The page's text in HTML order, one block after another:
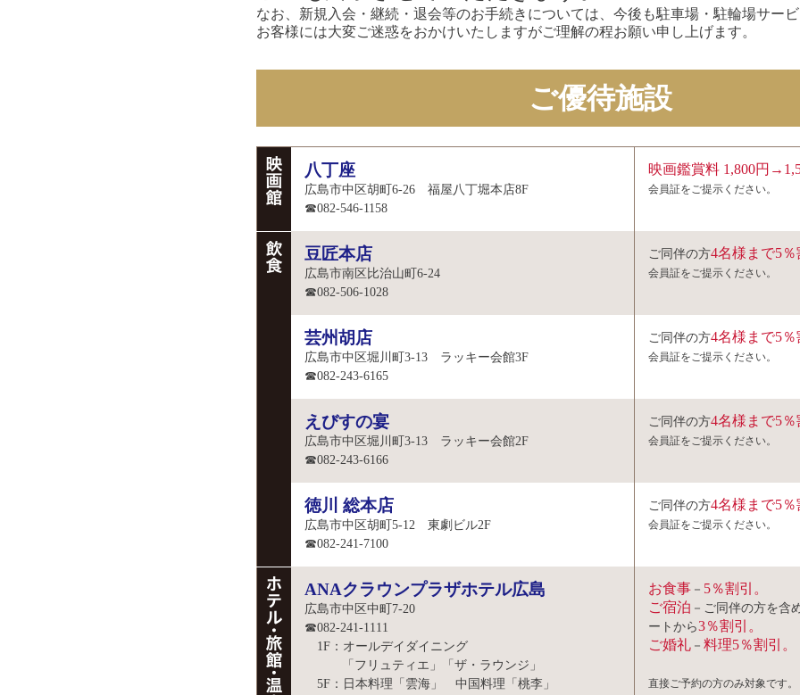
なお、新規入会・継続・退会等のお手続きについては、今後も駐車場・駐輪場サービ
お客様には大変ご迷惑をおかけいたしますがご理解の程お願い申し上げます。
ご優待施設
八丁座
広島市中区胡町6-26 福屋八丁堀本店8F
☎082-546-1158
映画鑑賞料 1,800円
会員証をご提示ください。
豆匠本店
広島市南区比治山町6-24
☎082-506-1028
ご同伴の方4名様まで5％
会員証をご提示ください。
芸州胡店
広島市中区堀川町3-13 ラッキー会館3F
☎082-243-6165
ご同伴の方4名様まで5％
会員証をご提示ください。
えびすの宴
広島市中区堀川町3-13 ラッキー会館2F
☎082-243-6166
ご同伴の方4名様まで5％
会員証をご提示ください。
徳川 総本店
広島市中区胡町5-12 東劇ビル2F
☎082-241-7100
ご同伴の方4名様まで5％
会員証をご提示ください。
ANAクラウンプラザホテル広島
広島市中区中町7-20
☎082-241-1111
1F：オールデイダイニング
「フリュティエ」「ザ・ラウンジ」
5F：日本料理「雲海」 中国料理「桃李」
お食事 － 5％割引。
ご宿泊 －ご同伴の方を含
ートから3％割引。
ご婚礼 － 料理5％割引。
直接ご予約の方のみ対象です。